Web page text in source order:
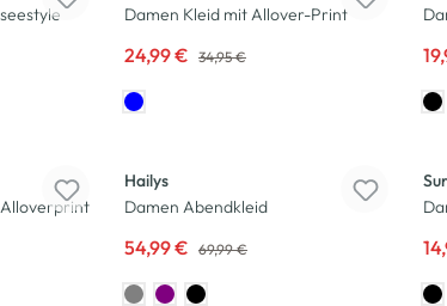
Damen Kleid mit Allover-Print
24,99 € 34,95 €
Hailys
Damen Abendkleid
54,99 € 69,99 €